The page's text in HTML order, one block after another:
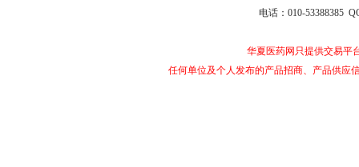
电话：010-53388385
华夏医药网只提供交易平
任何单位及个人发布的产品招商、产品供应